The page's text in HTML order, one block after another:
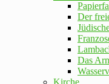
Der
Das